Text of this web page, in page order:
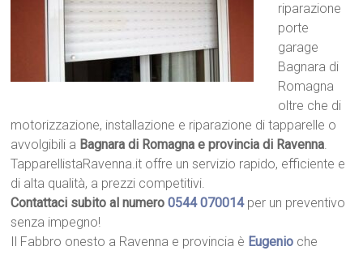
riparazione
porte
garage
Bagnara di
Romagna
oltre che di
motorizzazione, installazione e riparazione di tapparelle o
avvolgibili a Bagnara di Romagna e provincia di Ravenna.
TapparellistaRavenna.it offre un servizio rapido, efficiente e
di alta qualità, a prezzi competitivi.
Contattaci subito al numero0544 070014per un preventivo
senza impegno!
Il Fabbro onesto a Ravenna e provincia è Eugenio che